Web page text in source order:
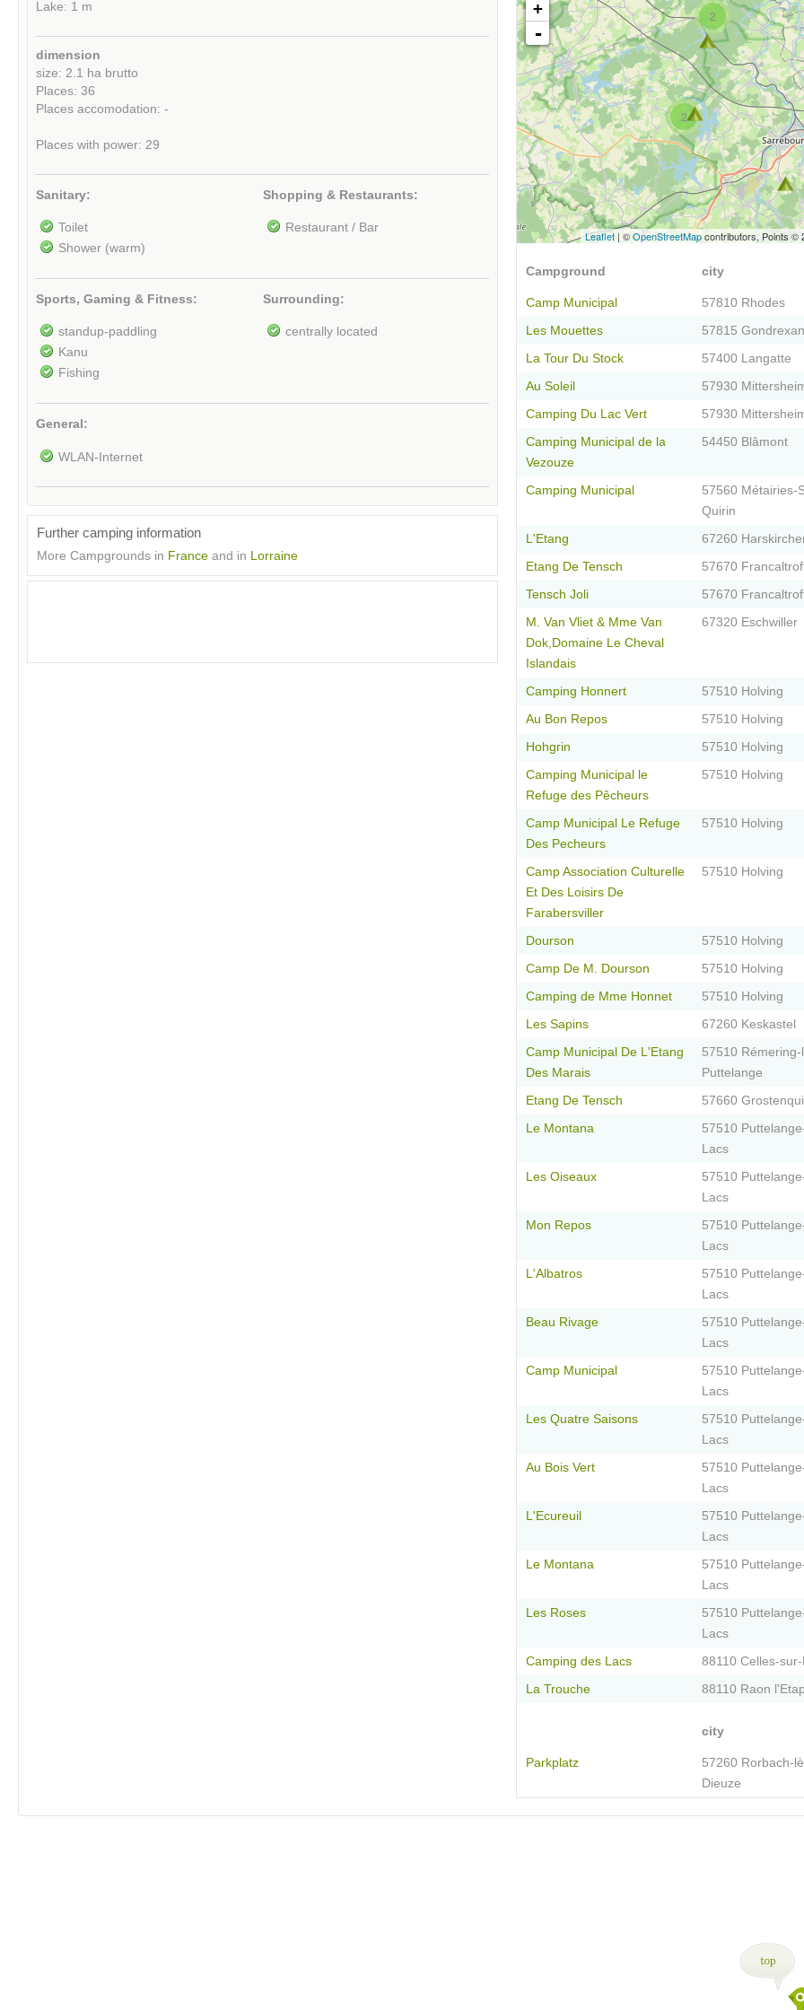
Lake: 1 m
dimension
size: 2.1 ha brutto
Places: 36
Places accomodation: -
Places with power: 29
Sanitary:
Toilet
Shower (warm)
Shopping & Restaurants:
Restaurant / Bar
Sports, Gaming & Fitness:
standup-paddling
Kanu
Fishing
Surrounding:
centrally located
General:
WLAN-Internet
Further camping information
More Campgrounds in France and in Lorraine
2
2
+
-
Leaflet | ©OpenStreetMapcontributors, Points ©
Campground city
Camp Municipal 57810 Rhodes
Les Mouettes 57815
La Tour Du Stock 57400 Langatte
Au Soleil 57930
Camping Du Lac Vert 57930
Camping Municipal de la
Vezouze
54450 Blâmont
Camping Municipal
57560 Métairies-
Quirin
L'Etang 67260
Etang De Tensch 57670
Tensch Joli 57670
M. Van Vliet & Mme Van
Dok,Domaine Le Cheval
Islandais
67320 Eschwiller
Camping Honnert 57510 Holving
Au Bon Repos 57510 Holving
Hohgrin 57510 Holving
Camping Municipal le
Refuge des Pêcheurs
57510 Holving
Camp Municipal Le Refuge
Des Pecheurs
57510 Holving
Camp Association Culturelle
Et Des Loisirs De
Farabersviller
57510 Holving
Dourson 57510 Holving
Camp De M. Dourson 57510 Holving
Camping de Mme Honnet 57510 Holving
Les Sapins 67260 Keskastel
Camp Municipal De L'Etang
Des Marais
57510 Rémering-
Puttelange
Etang De Tensch 57660
Le Montana
57510
Lacs
Les Oiseaux
57510
Lacs
Mon Repos
57510
Lacs
L'Albatros
57510
Lacs
Beau Rivage
57510
Lacs
Camp Municipal
57510
Lacs
Les Quatre Saisons
57510
Lacs
Au Bois Vert
57510
Lacs
L'Ecureuil
57510
Lacs
Le Montana
57510
Lacs
Les Roses
57510
Lacs
Camping des Lacs 88110 Celles-sur-
La Trouche 88110 Raon
city
Parkplatz
57260 Rorbach-
Dieuze